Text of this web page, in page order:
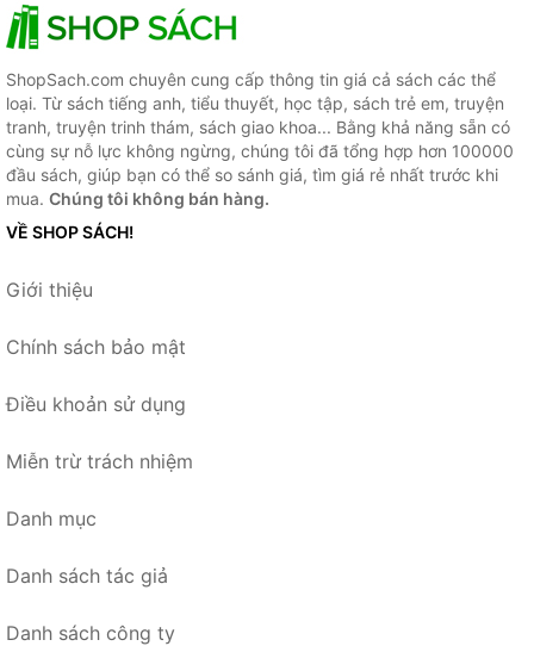
ShopSach.com chuyên cung cấp thông tin giá cả sách các thể
loại. Từ sách tiếng anh, tiểu thuyết, học tập, sách trẻ em, truyện
tranh, truyện trinh thám, sách giao khoa... Bằng khả năng sẵn có
cùng sự nỗ lực không ngừng, chúng tôi đã tổng hợp hơn 100000
đầu sách, giúp bạn có thể so sánh giá, tìm giá rẻ nhất trước khi
mua. Chúng tôi không bán hàng.
VỀ SHOP SÁCH!
Giới thiệu
Chính sách bảo mật
Điều khoản sử dụng
Miễn trừ trách nhiệm
Danh mục
Danh sách tác giả
Danh sách công ty